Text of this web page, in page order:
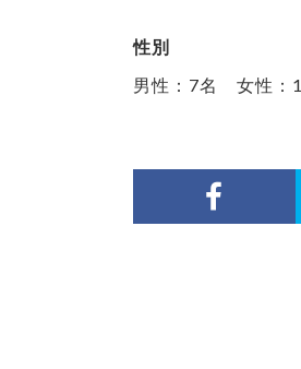
性別
男性：7名 女性：